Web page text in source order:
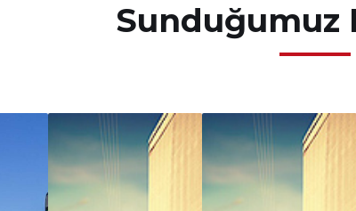
Sunduğumuz